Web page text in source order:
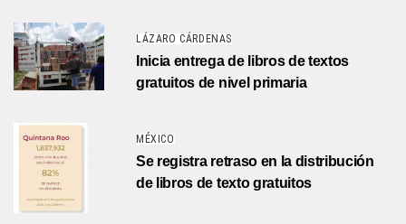
LÁZARO CÁRDENAS
Inicia entrega de libros de textos
gratuitos de nivel primaria
MÉXICO
Se registra retraso en la distribución
de libros de texto gratuitos